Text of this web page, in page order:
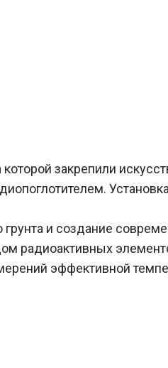
закрепили
и создание
радиоактивных
эффективной